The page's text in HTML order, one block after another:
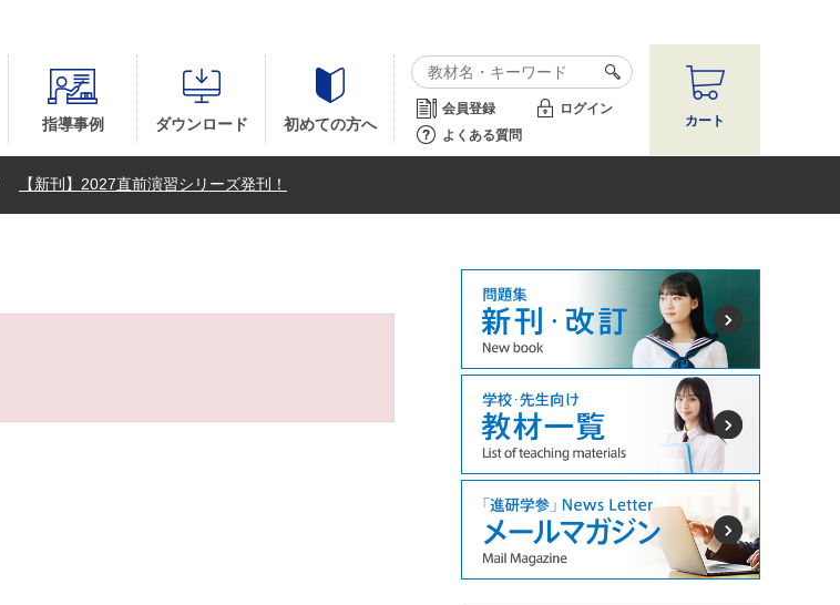
指導事例 ダウンロード 初めての方へ
会員登録
ログイン
よくある質問
カート
【新刊】2027直前演習シリーズ発刊！